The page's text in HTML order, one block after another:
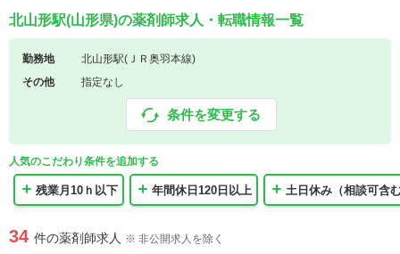
北山形駅(山形県)の薬剤師求人・転職情報一覧
勤務地
北山形駅(ＪＲ奥羽本線)
その他
指定なし
条件を変更する
人気のこだわり条件を追加する
残業月10ｈ以下 年間休日120日以上 土日休み（相談可含
34 件の薬剤師求人 ※ 非公開求人を除く